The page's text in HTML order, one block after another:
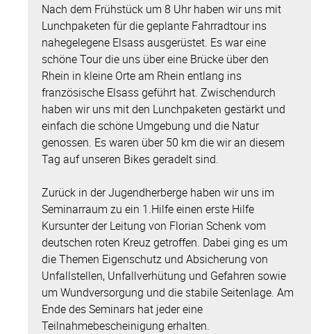
Nach dem Frühstück um 8 Uhr haben wir uns mit
Lunchpaketen für die geplante Fahrradtour ins
nahegelegene Elsass ausgerüstet. Es war eine
schöne Tour die uns über eine Brücke über den
Rhein in kleine Orte am Rhein entlang ins
französische Elsass geführt hat. Zwischendurch
haben wir uns mit den Lunchpaketen gestärkt und
einfach die schöne Umgebung und die Natur
genossen. Es waren über 50 km die wir an diesem
Tag auf unseren Bikes geradelt sind.
Zurück in der Jugendherberge haben wir uns im
Seminarraum zu ein 1.Hilfe einen erste Hilfe
Kursunter der Leitung von Florian Schenk vom
deutschen roten Kreuz getroffen. Dabei ging es um
die Themen Eigenschutz und Absicherung von
Unfallstellen, Unfallverhütung und Gefahren sowie
um Wundversorgung und die stabile Seitenlage. Am
Ende des Seminars hat jeder eine
Teilnahmebescheinigung erhalten.